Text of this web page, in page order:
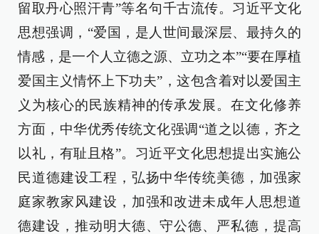
留取丹心照汗青”等名句千古流传。习近平文化
思想强调，“爱国，是人世间最深层、最持久的
情感，是一个人立德之源、立功之本”“要在厚植
爱国主义情怀上下功夫”，这包含着对以爱国主
义为核心的民族精神的传承发展。在文化修养
方面，中华优秀传统文化强调“道之以德，齐之
以礼，有耻且格”。习近平文化思想提出实施公
民道德建设工程，弘扬中华传统美德，加强家
庭家教家风建设，加强和改进未成年人思想道
德建设，推动明大德、守公德、严私德，提高